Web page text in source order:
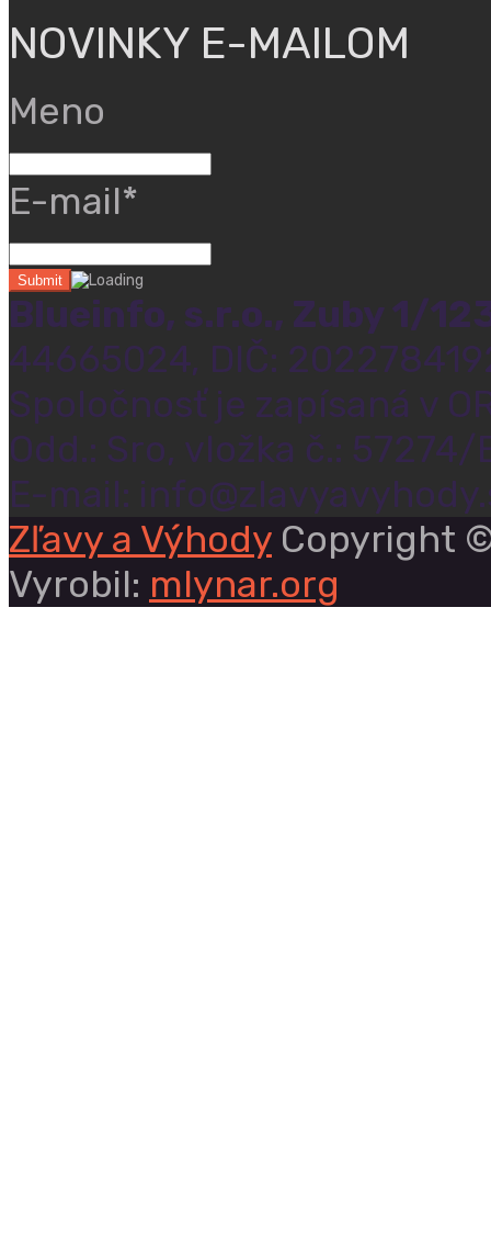
NOVINKY E-MAILOM
Meno
E-mail*
Blueinfo, s.r.o., Zuby 1/
44665024, DIČ:
Spoločnosť je zapísaná v
Odd.: Sro, vložka č.: 57274/
E-mail:
Zľavy a Výhody Copyright
Vyrobil: mlynar.org